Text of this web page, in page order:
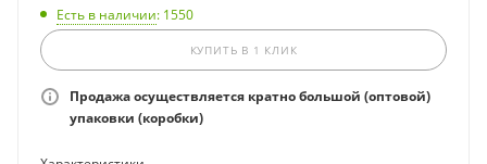
Есть в наличии: 1550
КУПИТЬ В 1 КЛИК
Продажа осуществляется кратно большой (оптовой)
упаковки (коробки)